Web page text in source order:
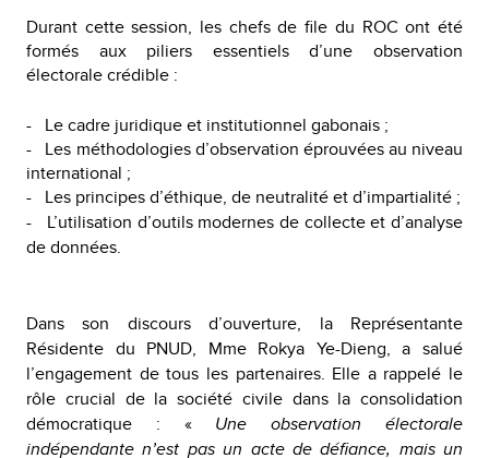
Durant cette session, les chefs de file du ROC ont été
formés aux piliers essentiels d’une observation
électorale crédible :
- Le cadre juridique et institutionnel gabonais ;
- Les méthodologies d’observation éprouvées au niveau
international ;
- Les principes d’éthique, de neutralité et d’impartialité ;
- L’utilisation d’outils modernes de collecte et d’analyse
de données.
Dans son discours d’ouverture, la Représentante
Résidente du PNUD, Mme Rokya Ye-Dieng, a salué
l’engagement de tous les partenaires. Elle a rappelé le
rôle crucial de la société civile dans la consolidation
démocratique : « Une observation électorale
indépendante n’est pas un acte de défiance, mais un